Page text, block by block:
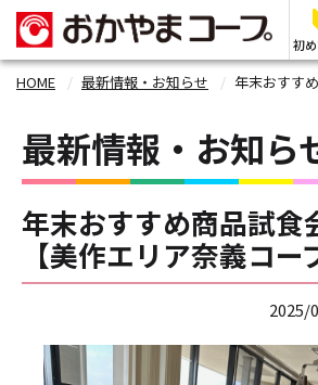
初
HOME 最新情報・お知らせ 年末おすすめ商品試
最新情報・お知ら
年末おすすめ商品試食
【美作エリア奈義コー
2025/